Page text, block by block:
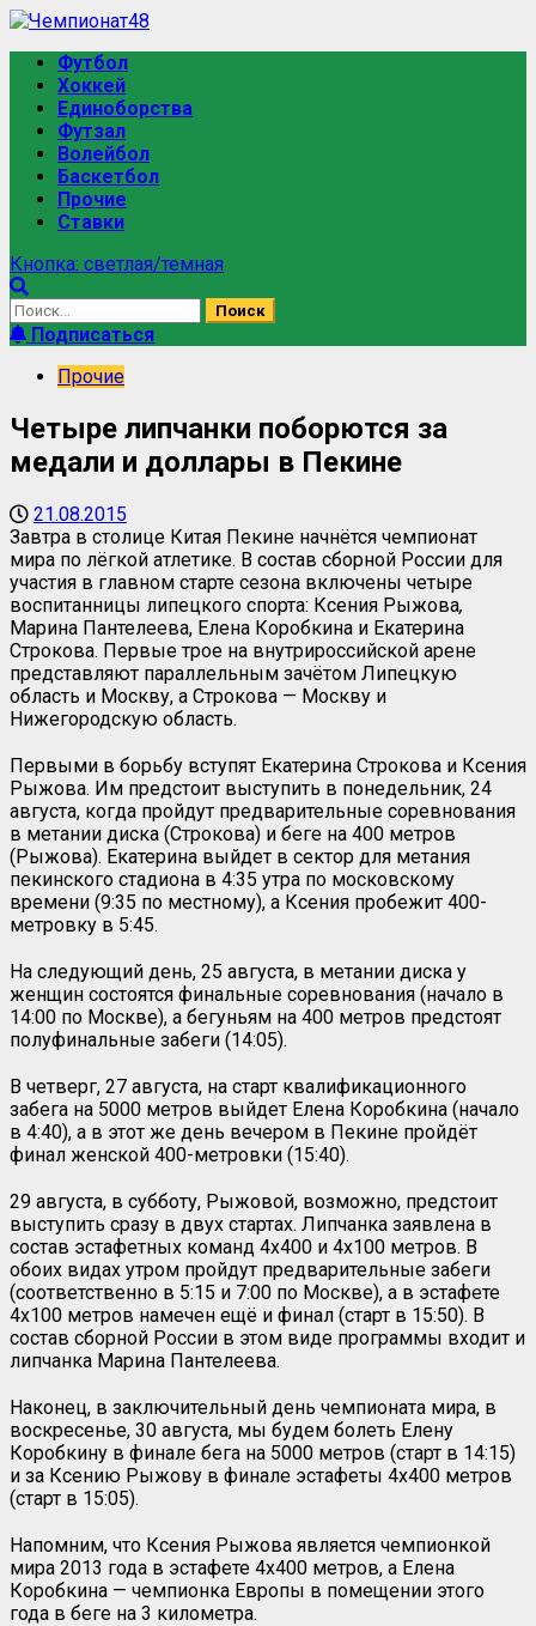
Футбол
Хоккей
Единоборства
Футзал
Волейбол
Баскетбол
Прочие
Ставки
Кнопка: светлая/темная
Подписаться
Прочие
Четыре липчанки поборются за
медали и доллары в Пекине
21.08.2015
Завтра в столице Китая Пекине начнётся чемпионат
мира по лёгкой атлетике. В состав сборной России для
участия в главном старте сезона включены четыре
воспитанницы липецкого спорта: Ксения Рыжова,
Марина Пантелеева, Елена Коробкина и Екатерина
Строкова. Первые трое на внутрироссийской арене
представляют параллельным зачётом Липецкую
область и Москву, а Строкова — Москву и
Нижегородскую область.
Первыми в борьбу вступят Екатерина Строкова и Ксения
Рыжова. Им предстоит выступить в понедельник, 24
августа, когда пройдут предварительные соревнования
в метании диска (Строкова) и беге на 400 метров
(Рыжова). Екатерина выйдет в сектор для метания
пекинского стадиона в 4:35 утра по московскому
времени (9:35 по местному), а Ксения пробежит 400-
метровку в 5:45.
На следующий день, 25 августа, в метании диска у
женщин состоятся финальные соревнования (начало в
14:00 по Москве), а бегуньям на 400 метров предстоят
полуфинальные забеги (14:05).
В четверг, 27 августа, на старт квалификационного
забега на 5000 метров выйдет Елена Коробкина (начало
в 4:40), а в этот же день вечером в Пекине пройдёт
финал женской 400-метровки (15:40).
29 августа, в субботу, Рыжовой, возможно, предстоит
выступить сразу в двух стартах. Липчанка заявлена в
состав эстафетных команд 4х400 и 4х100 метров. В
обоих видах утром пройдут предварительные забеги
(соответственно в 5:15 и 7:00 по Москве), а в эстафете
4х100 метров намечен ещё и финал (старт в 15:50). В
состав сборной России в этом виде программы входит и
липчанка Марина Пантелеева.
Наконец, в заключительный день чемпионата мира, в
воскресенье, 30 августа, мы будем болеть Елену
Коробкину в финале бега на 5000 метров (старт в 14:15)
и за Ксению Рыжову в финале эстафеты 4х400 метров
(старт в 15:05).
Напомним, что Ксения Рыжова является чемпионкой
мира 2013 года в эстафете 4х400 метров, а Елена
Коробкина — чемпионка Европы в помещении этого
года в беге на 3 километра.